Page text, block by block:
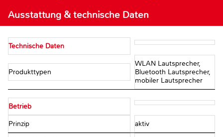
Ausstattung & technische Daten
Technische Daten
Produkttypen
WLAN Lautsprecher,
Bluetooth Lautsprecher,
mobiler Lautsprecher
Betrieb
Prinzip aktiv